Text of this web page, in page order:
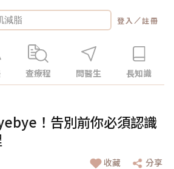
登入 ／註冊
查療程 問醫生 長知識
！告別前你必須認識
收藏 分享